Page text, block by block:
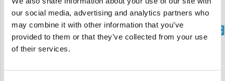
our social media, advertising and analytics partners who
may combine it with other information that you’ve
provided to them or that they’ve collected from your use
of their services.
663784